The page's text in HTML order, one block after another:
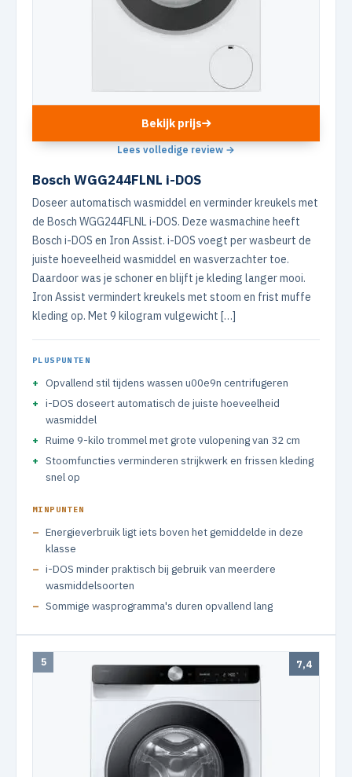
Bekijk prijs
Lees volledige review →
Bosch WGG244FLNL i-DOS
Doseer automatisch wasmiddel en verminder kreukels met
de Bosch WGG244FLNL i-DOS. Deze wasmachine heeft
Bosch i-DOS en Iron Assist. i-DOS voegt per wasbeurt de
juiste hoeveelheid wasmiddel en wasverzachter toe.
Daardoor was je schoner en blijft je kleding langer mooi.
Iron Assist vermindert kreukels met stoom en frist muffe
kleding op. Met 9 kilogram vulgewicht […]
PLUSPUNTEN
Opvallend stil tijdens wassen u00e9n centrifugeren
i-DOS doseert automatisch de juiste hoeveelheid
wasmiddel
Ruime 9-kilo trommel met grote vulopening van 32 cm
Stoomfuncties verminderen strijkwerk en frissen kleding
snel op
MINPUNTEN
Energieverbruik ligt iets boven het gemiddelde in deze
klasse
i-DOS minder praktisch bij gebruik van meerdere
wasmiddelsoorten
Sommige wasprogramma's duren opvallend lang
5 7,4